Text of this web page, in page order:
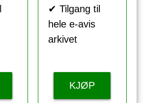
✔ Tilgang til
hele e-avis
arkivet
KJØP